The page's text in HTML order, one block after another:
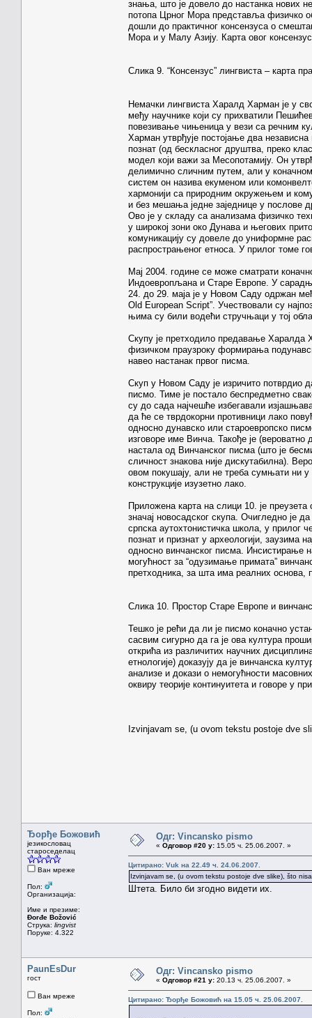
знања, што је довело до настанка нових
потопа Црног Мора представља физичко
дошли до практичног консензуса о
Мора и у Малу Азију. Карта овог
Слика 9. “Консензус” лингвиста – карта
Немачки лингвиста Харалд Харман је у
међу научнике који су прихватили
повезивање чињеница у вези са речним
Харман утврђује постојање два независна
познат (од бескласног друштва, преко
модел који важи за Месопотамију. Он
делимично сличним путем, али у
систем он назива екуменом или
хармонији са природним окружењем и
и без мешања једне заједнице у послове
Ово је у складу са анализама физичко
у широкој зони око Дунава и његових
комуникацију су довеле до униформне
распрострањеног етноса. У прилог томе
Мај 2004. године се може сматрати
Индоевропљана и Старе Европе. У
24. до 29. маја је у Новом Саду одржан
Old European Script”. Учествовали су
њима су били водећи стручњаци у тој
Скупу је претходило предавање Харалда
физичком праузроку формирања
навео настанак првог писма.
Скуп у Новом Саду је изричито потврдио
писмо. Тиме је постало беспредметно
су до сада најчешће избегавали
да ће се тврдокорни противници лако
односно дунавско или староевропско
изговоре име Винча. Такође је
настала од Винчанског писма (што је
сличност знакова није дискутабилна).
овом покушају, али не треба сумњати ни
конструкције изузетно лако.
Приложена карта на слици 10. је преузета
значај новосадског скупа. Очигледно је
српска аутохтонистичка школа, у прилог
познат и признат у археологији, заузима
односно винчанског писма. Инсистирање
могућност за “одузимање примата”
претходника, за шта има реалних основа,
Слика 10. Простор Старе Европе и
Тешко је рећи да ли је писмо коначно
сасвим сигурно да га је ова култура
открића из различитих научних
етнологије) доказују да је винчанска
анализе и докази о немогућности
оквиру теорије континуитета и говоре у
Izvinjavam se, (u ovom tekstu postoje dve
Ђорђе Божовић
језикословац
староседелац
Ван мреже
Пол:
Организација:
Име и презиме:
Đorđe Božović
Струка: lingvist
Поруке: 4.322
Одг: Vincansko pismo
« Одговор #20 у: 15.05 ч. 25.06.2007. »
Цитирано: Vuk на 22.49 ч. 24.06.2007.
Izvinjavam se, (u ovom tekstu postoje dve slike), što
Штета. Било би згодно видети их.
PaunEsDur
гост
Ван мреже
Пол:
Одг: Vincansko pismo
« Одговор #21 у: 20.13 ч. 25.06.2007. »
Цитирано: Ђорђе Божовић на 15.05 ч. 25.06.2007.